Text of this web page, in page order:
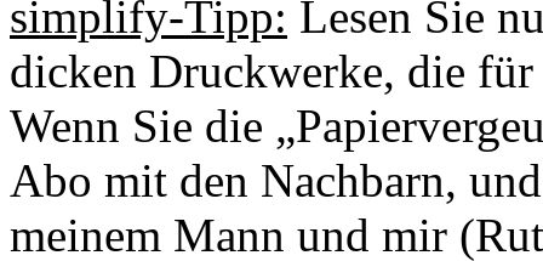
simplify-Tipp: Lesen Sie
dicken Druckwerke, die
Wenn Sie die
Abo mit den Nachbarn,
meinem Mann und mir